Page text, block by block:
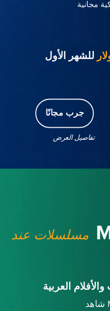
للشهر الأول
جرب مجانًا
تفاصيل العرض
مسلسلات عند
العربية